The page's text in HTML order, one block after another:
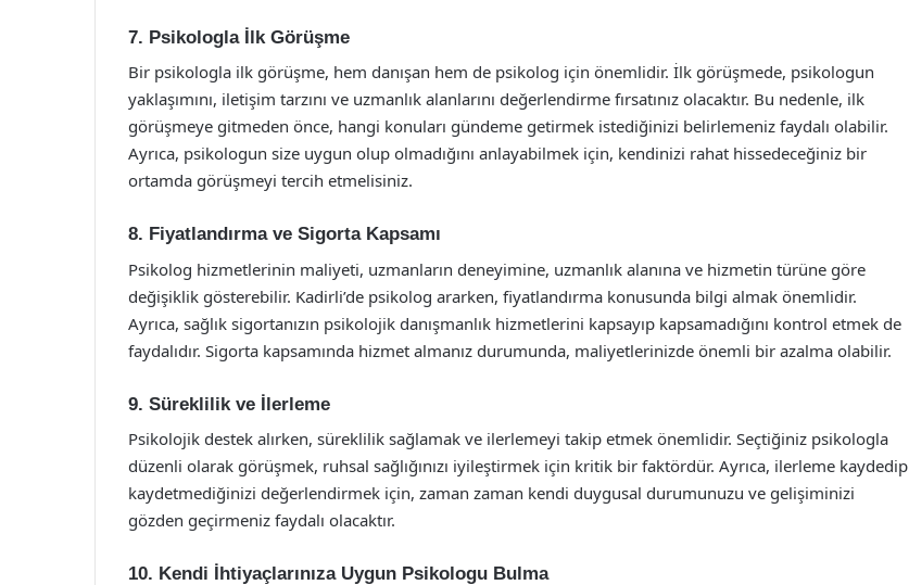
7. Psikologla İlk Görüşme
Bir psikologla ilk görüşme, hem danışan hem de psikolog için önemlidir. İlk görüşmede, psikologun
yaklaşımını, iletişim tarzını ve uzmanlık alanlarını değerlendirme fırsatınız olacaktır. Bu nedenle, ilk
görüşmeye gitmeden önce, hangi konuları gündeme getirmek istediğinizi belirlemeniz faydalı olabilir.
Ayrıca, psikologun size uygun olup olmadığını anlayabilmek için, kendinizi rahat hissedeceğiniz bir
ortamda görüşmeyi tercih etmelisiniz.
8. Fiyatlandırma ve Sigorta Kapsamı
Psikolog hizmetlerinin maliyeti, uzmanların deneyimine, uzmanlık alanına ve hizmetin türüne göre
değişiklik gösterebilir. Kadirli’de psikolog ararken, fiyatlandırma konusunda bilgi almak önemlidir.
Ayrıca, sağlık sigortanızın psikolojik danışmanlık hizmetlerini kapsayıp kapsamadığını kontrol etmek de
faydalıdır. Sigorta kapsamında hizmet almanız durumunda, maliyetlerinizde önemli bir azalma olabilir.
9. Süreklilik ve İlerleme
Psikolojik destek alırken, süreklilik sağlamak ve ilerlemeyi takip etmek önemlidir. Seçtiğiniz psikologla
düzenli olarak görüşmek, ruhsal sağlığınızı iyileştirmek için kritik bir faktördür. Ayrıca, ilerleme kaydedip
kaydetmediğinizi değerlendirmek için, zaman zaman kendi duygusal durumunuzu ve gelişiminizi
gözden geçirmeniz faydalı olacaktır.
10. Kendi İhtiyaçlarınıza Uygun Psikologu Bulma